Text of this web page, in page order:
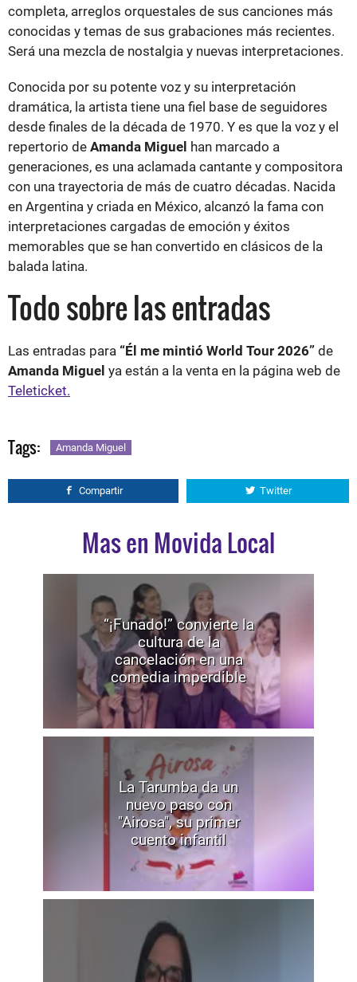
completa, arreglos orquestales de sus canciones más
conocidas y temas de sus grabaciones más recientes.
Será una mezcla de nostalgia y nuevas interpretaciones.
Conocida por su potente voz y su interpretación
dramática, la artista tiene una fiel base de seguidores
desde finales de la década de 1970. Y es que la voz y el
repertorio de Amanda Miguel han marcado a
generaciones, es una aclamada cantante y compositora
con una trayectoria de más de cuatro décadas. Nacida
en Argentina y criada en México, alcanzó la fama con
interpretaciones cargadas de emoción y éxitos
memorables que se han convertido en clásicos de la
balada latina.
Todo sobre las entradas
Las entradas para “Él me mintió World Tour 2026” de
Amanda Miguel ya están a la venta en la página web de
Teleticket.
Tags: Amanda Miguel
Compartir Twitter
Mas en Movida Local
“¡Funado!” convierte la
cultura de la
cancelación en una
comedia imperdible
La Tarumba da un
nuevo paso con
"Airosa", su primer
cuento infantil